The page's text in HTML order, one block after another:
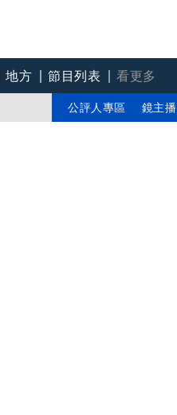
地方 節目列表
看更多
公評人專區 鏡主播